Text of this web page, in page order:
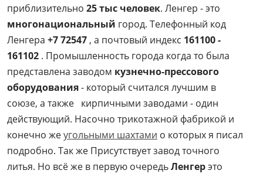
приблизительно 25 тыс человек. Ленгер - это
многонациональный город. Телефонный код
Ленгера +7 72547 , а почтовый индекс 161100 -
161102 . Промышленность города когда то была
представлена заводом кузнечно-прессового
оборудования- который считался лучшим в
союзе, а также кирпичными заводами - один
действующий. Насочно трикотажной фабрикой и
конечно жеугольными шахтами о которых я писал
подробно. Так же Присутствует завод точного
литья. Но всё же в первую очередьЛенгерэто